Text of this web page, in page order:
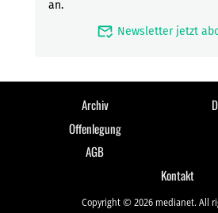
an.
mark_email_read Newsletter jetzt
Archiv
Offenlegung
AGB
Kontakt
Copyright © 2026 medianet. All